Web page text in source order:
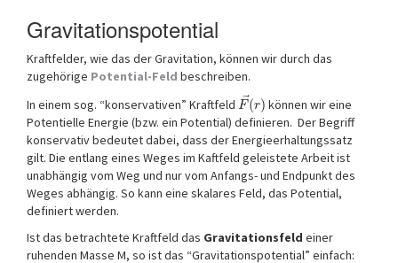
Gravitationspotential
Kraftfelder, wie das der Gravitation, können wir durch das
zugehörige Potential-Feld beschreiben.
In einem sog. “konservativen” Kraftfeld F ⃗(r) können wir eine
Potentielle Energie (bzw. ein Potential) definieren. Der Begriff
konservativ bedeutet dabei, dass der Energieerhaltungssatz
gilt. Die entlang eines Weges im Kaftfeld geleistete Arbeit ist
unabhängig vom Weg und nur vom Anfangs- und Endpunkt des
Weges abhängig. So kann eine skalares Feld, das Potential,
definiert werden.
Ist das betrachtete Kraftfeld das Gravitationsfeld einer
ruhenden Masse M, so ist das “Gravitationspotential” einfach: